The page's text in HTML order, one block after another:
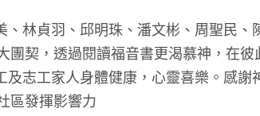
林貞羽、邱明珠、潘文彬、周聖民
契，透過閱讀福音書更渴慕神，在
志工家人身體健康，心靈喜樂。感
區發揮影響力